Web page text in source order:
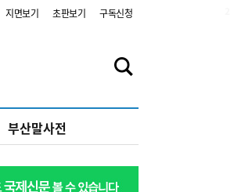
지면보기 초판보기 구독신청
부산말사전